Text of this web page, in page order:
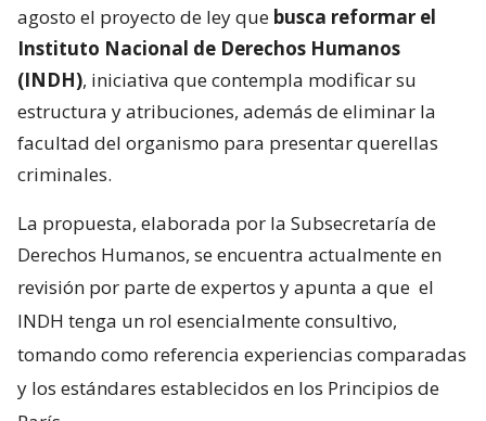
agosto el proyecto de ley que busca reformar el
Instituto Nacional de Derechos Humanos
(INDH), iniciativa que contempla modificar su
estructura y atribuciones, además de eliminar la
facultad del organismo para presentar querellas
criminales.
La propuesta, elaborada por la Subsecretaría de
Derechos Humanos, se encuentra actualmente en
revisión por parte de expertos y apunta a que el
INDH tenga un rol esencialmente consultivo,
tomando como referencia experiencias comparadas
y los estándares establecidos en los Principios de